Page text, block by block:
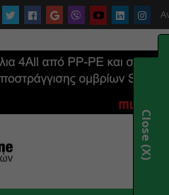

Close (X)